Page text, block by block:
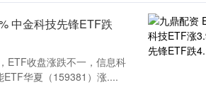
中金科技先锋ETF跌
ETF收盘涨跌不一，信息科
华夏（159381）涨....